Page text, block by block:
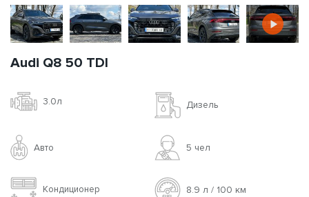
Audi Q8 50 TDI
3.0л Дизель
Авто 5 чел
Кондиционер 8.9 л / 100 км